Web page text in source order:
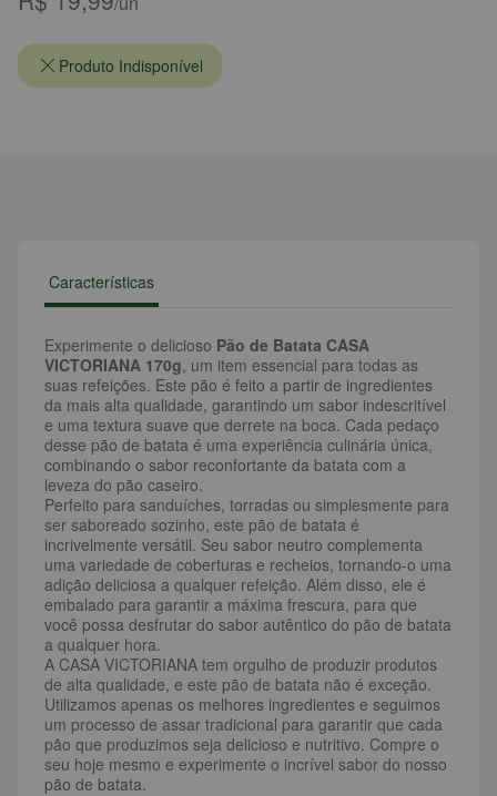
Produto Indisponível
Características
Experimente o delicioso Pão de Batata CASA
VICTORIANA 170g, um item essencial para todas as
suas refeições. Este pão é feito a partir de ingredientes
da mais alta qualidade, garantindo um sabor indescritível
e uma textura suave que derrete na boca. Cada pedaço
desse pão de batata é uma experiência culinária única,
combinando o sabor reconfortante da batata com a
leveza do pão caseiro.
Perfeito para sanduíches, torradas ou simplesmente para
ser saboreado sozinho, este pão de batata é
incrivelmente versátil. Seu sabor neutro complementa
uma variedade de coberturas e recheios, tornando-o uma
adição deliciosa a qualquer refeição. Além disso, ele é
embalado para garantir a máxima frescura, para que
você possa desfrutar do sabor autêntico do pão de batata
a qualquer hora.
A CASA VICTORIANA tem orgulho de produzir produtos
de alta qualidade, e este pão de batata não é exceção.
Utilizamos apenas os melhores ingredientes e seguimos
um processo de assar tradicional para garantir que cada
pão que produzimos seja delicioso e nutritivo. Compre o
seu hoje mesmo e experimente o incrível sabor do nosso
pão de batata.